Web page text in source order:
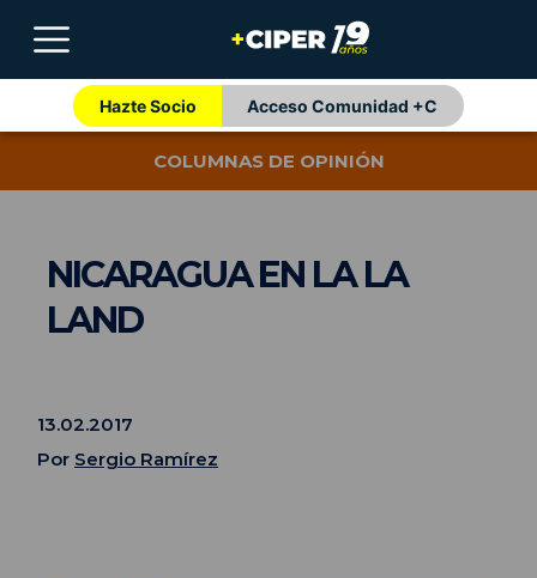
Hazte Socio Acceso Comunidad +C
COLUMNAS DE OPINIÓN
NICARAGUA EN LA LA
LAND
13.02.2017
Por Sergio Ramírez